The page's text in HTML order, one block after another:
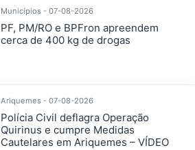
Municípios - 07-08-2026
PF, PM/RO e BPFron apreendem
cerca de 400 kg de drogas
Ariquemes - 07-08-2026
Polícia Civil deflagra Operação
Quirinus e cumpre Medidas
Cautelares em Ariquemes – VÍDEO